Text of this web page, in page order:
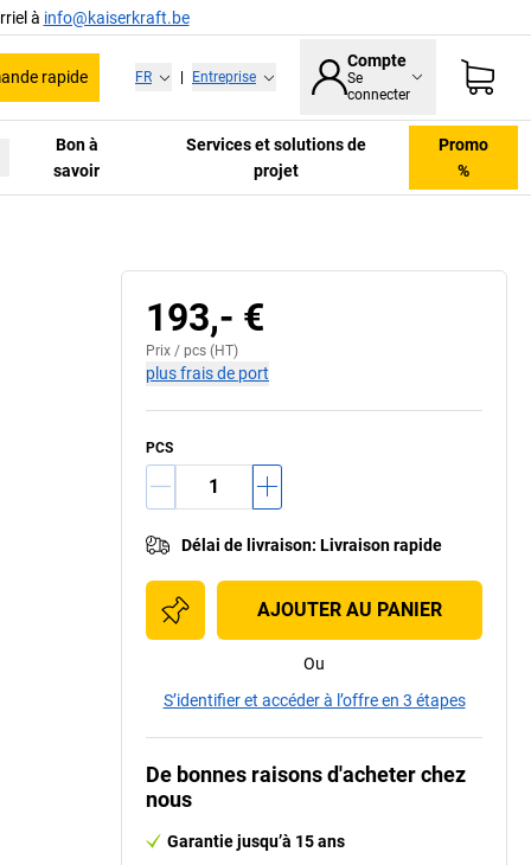
à info@kaiserkraft.be
rapide FR Entreprise
Compte
Se
connecter
Bon à
savoir
Services et solutions de
projet
Promo
%
193,- €
Prix / pcs (HT)
plus frais de port
PCS
Délai de livraison: Livraison rapide
AJOUTER AU PANIER
Ou
S’identifier et accéder à l’offre en 3 étapes
De bonnes raisons d'acheter chez
nous
Garantie jusqu’à 15 ans